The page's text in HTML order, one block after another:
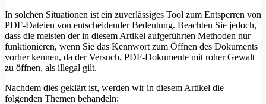
In solchen Situationen ist ein zuverlässiges Tool zum Entsperren von
PDF-Dateien von entscheidender Bedeutung. Beachten Sie jedoch,
dass die meisten der in diesem Artikel aufgeführten Methoden nur
funktionieren, wenn Sie das Kennwort zum Öffnen des Dokuments
vorher kennen, da der Versuch, PDF-Dokumente mit roher Gewalt
zu öffnen, als illegal gilt.
Nachdem dies geklärt ist, werden wir in diesem Artikel die
folgenden Themen behandeln: